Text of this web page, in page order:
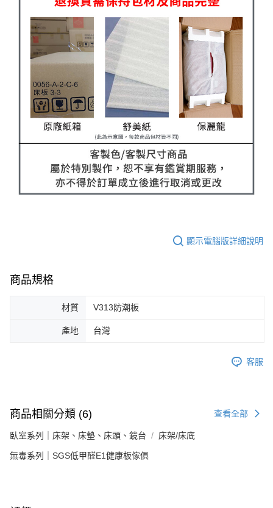
顯示電腦版詳細說明
商品規格
材質 V313防潮板
產地 台灣
客服
商品相關分類 (6) 查看全部
臥室系列｜床架、床墊、床頭、鏡台 床架/床底
無毒系列｜SGS低甲醛E1健康板傢俱